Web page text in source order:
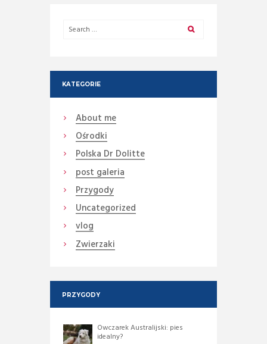
KATEGORIE
About me
Ośrodki
Polska Dr Dolitte
post galeria
Przygody
Uncategorized
vlog
Zwierzaki
PRZYGODY
Owczarek Australijski: pies
idealny?